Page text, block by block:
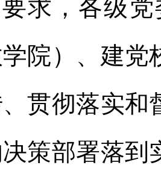
求，各级
学院）、建
贯彻落实和
策部署落到